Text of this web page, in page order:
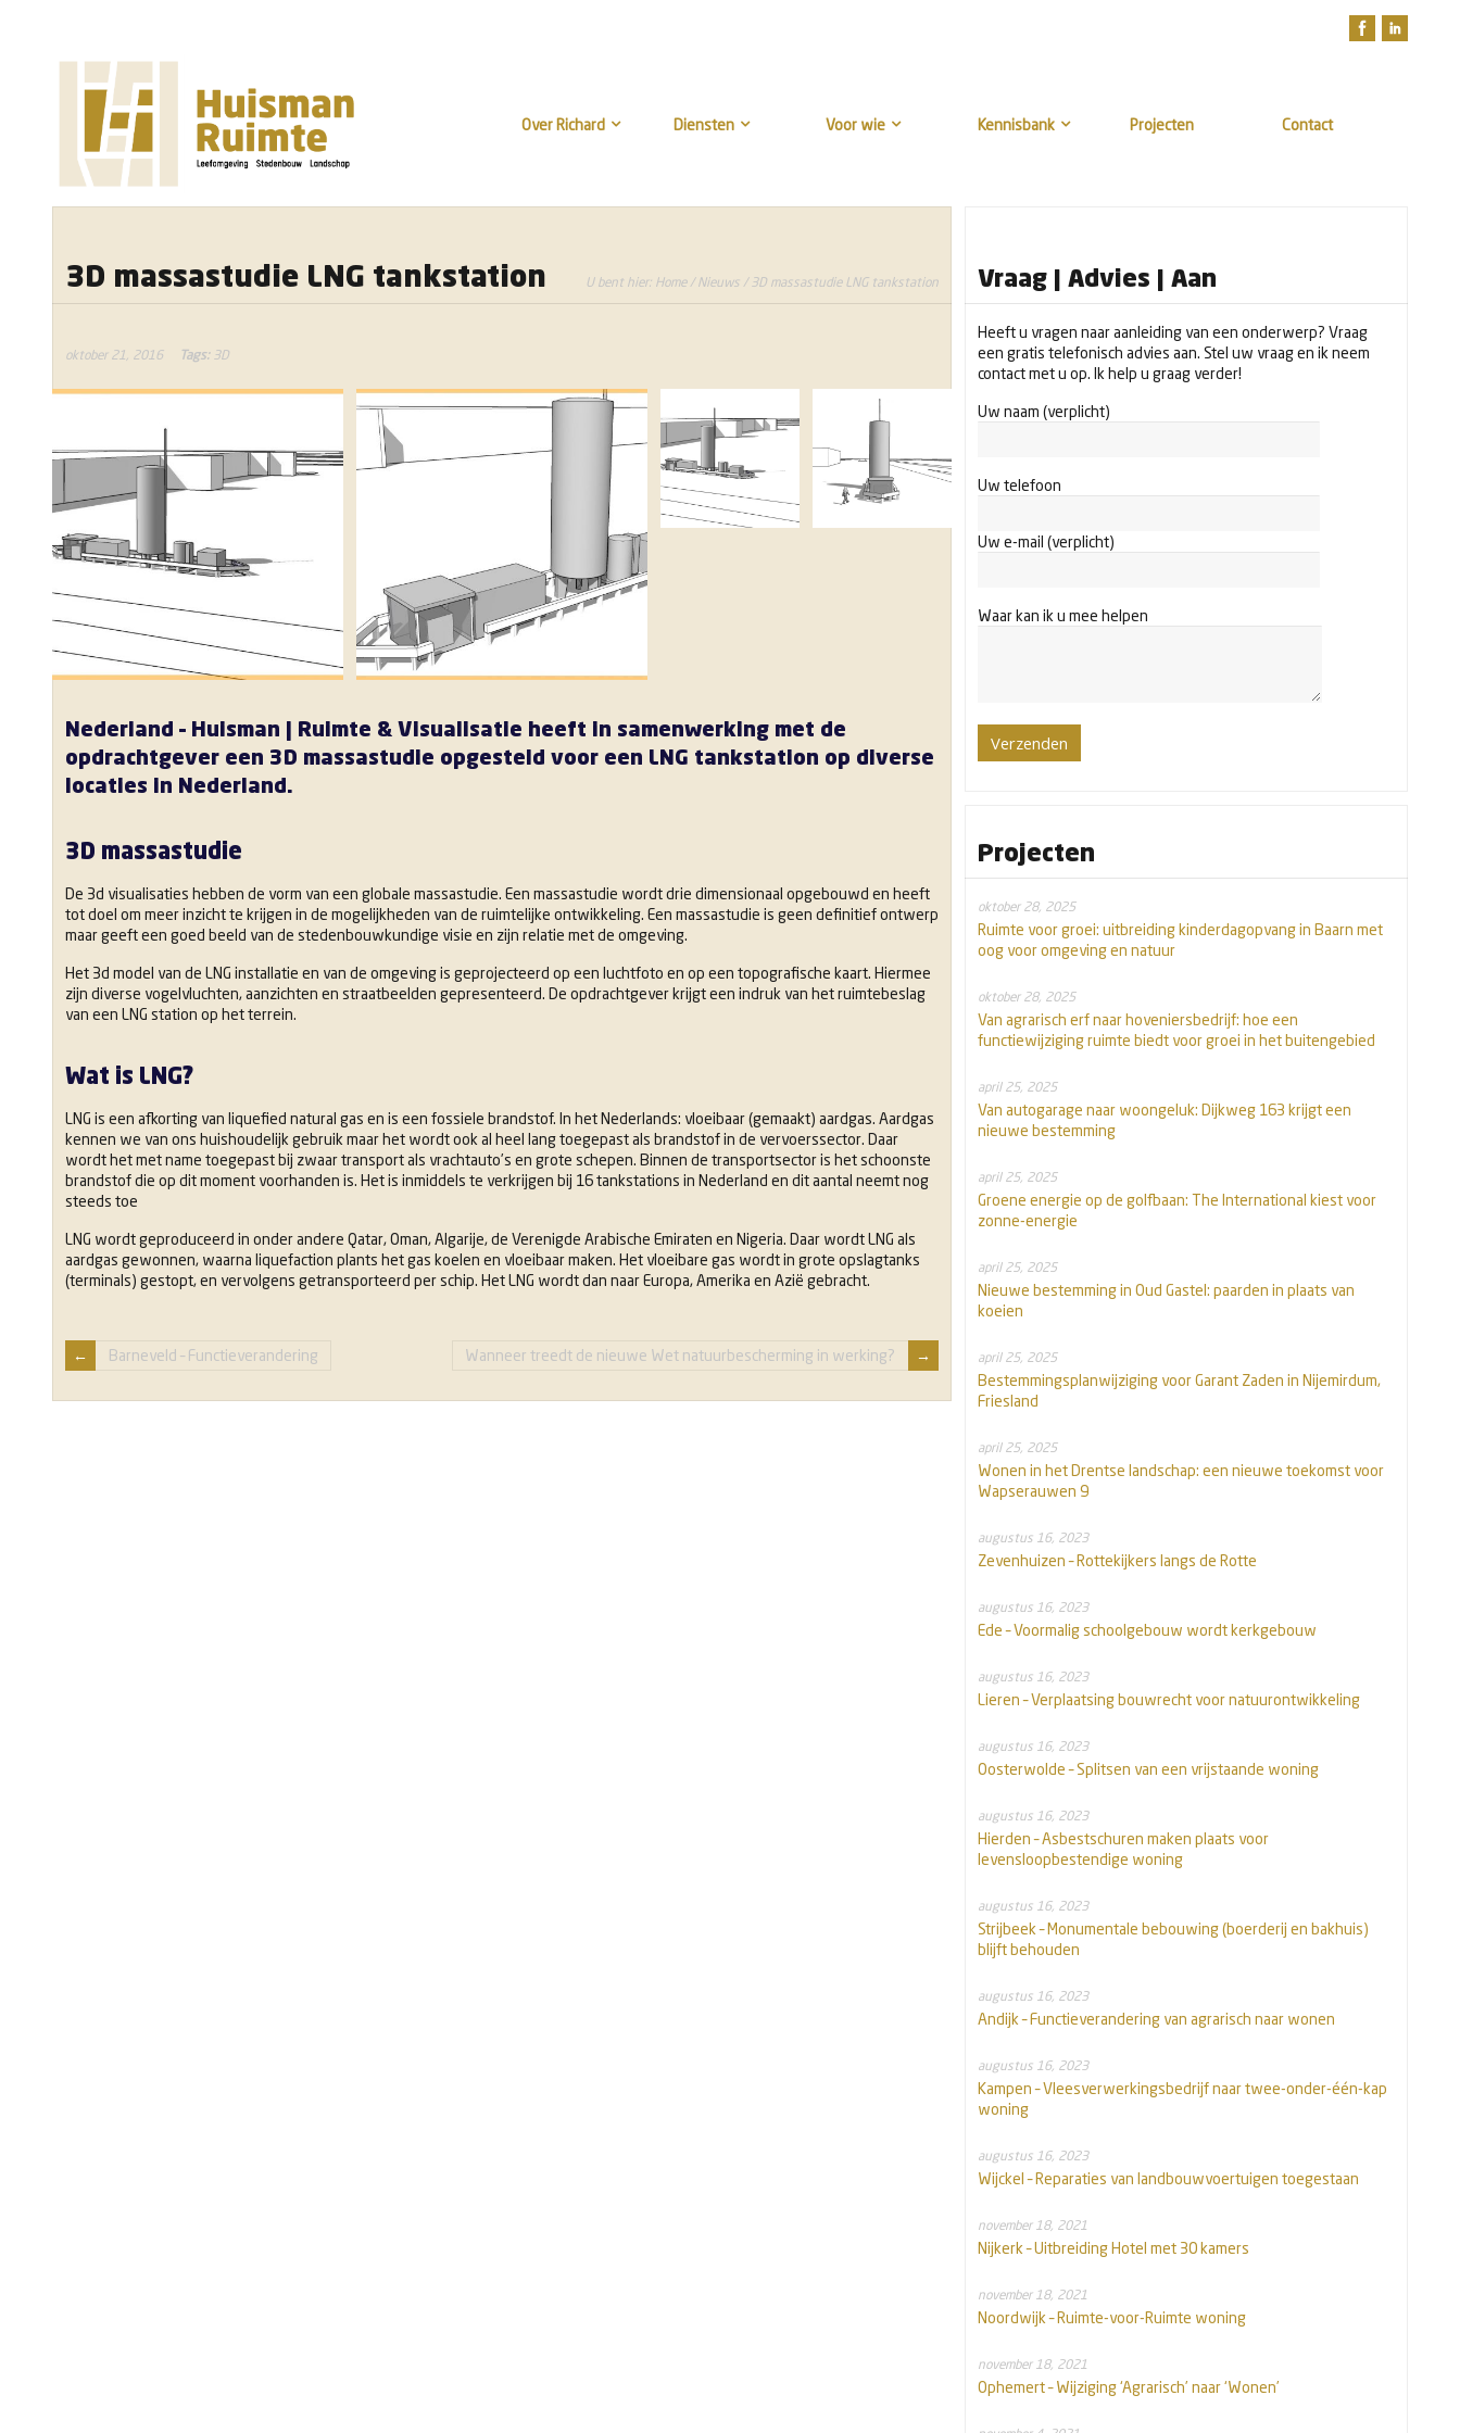
Over Richard Diensten Voor wie Kennisbank Projecten Contact
3D massastudie LNG tankstation U bent hier: Home/Nieuws / 3D massastudie LNG tankstation
oktober 21, 2016 Tags: 3D
Nederland – Huisman | Ruimte & Visualisatie heeft in samenwerking met de
opdrachtgever een 3D massastudie opgesteld voor een LNG tankstation op diverse
locaties in Nederland.
3D massastudie
De 3d visualisaties hebben de vorm van een globale massastudie. Een massastudie wordtdrie dimensionaal opgebouwd en heeft
tot doel om meer inzicht te krijgen in de mogelijkheden van de ruimtelijke ontwikkeling. Een massastudie is geen definitief ontwerp
maar geeft een goed beeld van de stedenbouwkundige visie en zijn relatie met de omgeving.
Het 3d model van de LNG installatie en van de omgeving is geprojecteerd op een luchtfoto en op een topografische kaart. Hiermee
zijn diverse vogelvluchten, aanzichten en straatbeelden gepresenteerd. De opdrachtgever krijgt een indruk van het ruimtebeslag
van een LNG station op het terrein.
Wat is LNG?
LNG is een afkorting van liquefied natural gas en is een fossiele brandstof. In het Nederlands: vloeibaar (gemaakt) aardgas. Aardgas
kennen we van ons huishoudelijk gebruik maar het wordt ook al heel lang toegepast als brandstof in de vervoerssector. Daar
wordt het met name toegepast bij zwaar transport als vrachtauto’s en grote schepen. Binnen de transportsector is het schoonste
brandstof die op dit moment voorhanden is. Het is inmiddels te verkrijgen bij 16 tankstations in Nederland en dit aantal neemt nog
steeds toe
LNG wordt geproduceerd in onder andere Qatar, Oman, Algarije, de Verenigde Arabische Emiraten en Nigeria. Daar wordt LNG als
aardgas gewonnen, waarna liquefaction plants het gas koelen en vloeibaar maken. Het vloeibare gas wordt in grote opslagtanks
(terminals) gestopt, en vervolgens getransporteerd per schip. Het LNG wordt dan naar Europa, Amerika en Azië gebracht.
Barneveld – Functieverandering Wanneer treedt de nieuwe Wet natuurbescherming in werking?
Vraag | Advies | Aan
Heeft u vragen naar aanleiding van een onderwerp? Vraag
een gratis telefonisch advies aan. Stel uw vraag en ik neem
contact met u op. Ik help u graag verder!
Uw naam (verplicht)
Uw telefoon
Uw e-mail (verplicht)
Waar kan ik u mee helpen
Projecten
oktober 28, 2025
Ruimte voor groei: uitbreiding kinderdagopvang in Baarn met
oog voor omgeving en natuur
oktober 28, 2025
Van agrarisch erf naar hoveniersbedrijf: hoe een
functiewijziging ruimte biedt voor groei in het buitengebied
april 25, 2025
Van autogarage naar woongeluk: Dijkweg 163 krijgt een
nieuwe bestemming
april 25, 2025
Groene energie op de golfbaan: The International kiest voor
zonne-energie
april 25, 2025
Nieuwe bestemming in Oud Gastel: paarden in plaats van
koeien
april 25, 2025
Bestemmingsplanwijziging voor Garant Zaden in Nijemirdum,
Friesland
april 25, 2025
Wonen in het Drentse landschap: een nieuwe toekomst voor
Wapserauwen 9
augustus 16, 2023
Zevenhuizen – Rottekijkers langs de Rotte
augustus 16, 2023
Ede – Voormalig schoolgebouw wordt kerkgebouw
augustus 16, 2023
Lieren – Verplaatsing bouwrecht voor natuurontwikkeling
augustus 16, 2023
Oosterwolde – Splitsen van een vrijstaande woning
augustus 16, 2023
Hierden – Asbestschuren maken plaats voor
levensloopbestendige woning
augustus 16, 2023
Strijbeek – Monumentale bebouwing (boerderij en bakhuis)
blijft behouden
augustus 16, 2023
Andijk – Functieverandering van agrarisch naar wonen
augustus 16, 2023
Kampen – Vleesverwerkingsbedrijf naar twee-onder-één-kap
woning
augustus 16, 2023
Wijckel – Reparaties van landbouwvoertuigen toegestaan
november 18, 2021
Nijkerk – Uitbreiding Hotel met 30 kamers
november 18, 2021
Noordwijk – Ruimte-voor-Ruimte woning
november 18, 2021
Ophemert – Wijziging ‘Agrarisch’ naar ‘Wonen’